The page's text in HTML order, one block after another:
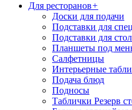
Для ресторанов+
Доски для подачи
Подставки для
Подставки для
Планшеты под
Салфетницы
Интерьерные
Подача блюд
Подносы
Таблички Резерв